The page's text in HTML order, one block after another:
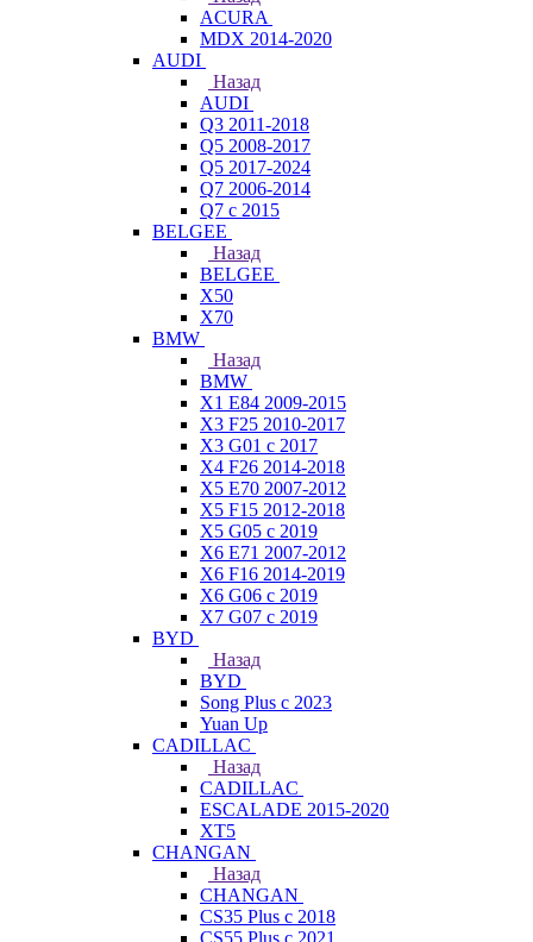
ACURA
MDX 2014-2020
AUDI
Назад
AUDI
Q3 2011-2018
Q5 2008-2017
Q5 2017-2024
Q7 2006-2014
Q7 с 2015
BELGEE
Назад
BELGEE
X50
X70
BMW
Назад
BMW
X1 E84 2009-2015
X3 F25 2010-2017
X3 G01 с 2017
X4 F26 2014-2018
X5 E70 2007-2012
X5 F15 2012-2018
X5 G05 с 2019
X6 E71 2007-2012
X6 F16 2014-2019
X6 G06 с 2019
X7 G07 с 2019
BYD
Назад
BYD
Song Plus с 2023
Yuan Up
CADILLAC
Назад
CADILLAC
ESСALADE 2015-2020
XT5
CHANGAN
Назад
CHANGAN
CS35 Plus с 2018
CS55 Plus с 2021